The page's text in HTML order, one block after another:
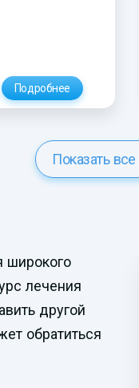
Подробнее
Показать
широкого
лечения
другой
обратиться